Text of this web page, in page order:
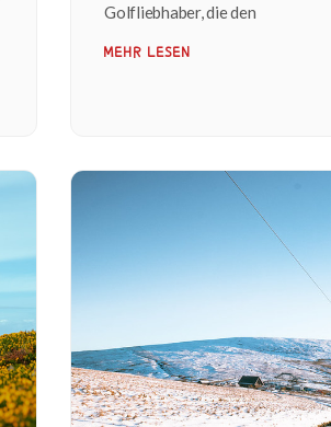
Golfliebhaber, die den
MEHR LESEN